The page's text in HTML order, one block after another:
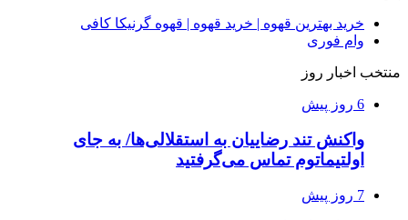
خرید بهترین قهوه | خرید قهوه | قهوه گرنیکا کافی
وام فوری
منتخب اخبار روز
6 روز پیش
واکنش تند رضاییان به استقلالی‌ها/ به جای
اولتیماتوم تماس می‌گرفتید
7 روز پیش